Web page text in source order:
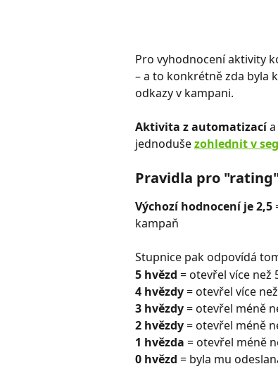
Pro vyhodnocení aktivity
– a to konkrétně zda byla
odkazy v kampani.
Aktivita z automatizací a
jednoduše zohlednit v
Pravidla pro
Výchozí hodnocení je 2,5
kampaň
Stupnice pak odpovídá
5 hvězd = otevřel více než
4 hvězdy = otevřel více
3 hvězdy = otevřel méně
2 hvězdy = otevřel méně
1 hvězda = otevřel méně
0 hvězd = byla mu